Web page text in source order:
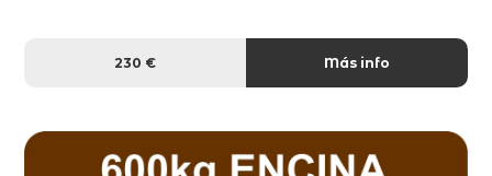
230 € Más info